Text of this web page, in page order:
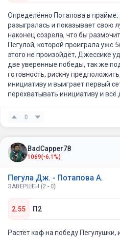
Определённо Потапова в прайме,
разыгралась и показывает свою
наконец созрела, что бы
Пегулой, которой проиграла уже
этого не произойдёт, Джессике
две уверенные победы, так же
готовность, рискну
инициативу и выиграет первый
перехватывать инициативу и
0
BadCapper78
1069(-6.1%)
Пегула Дж. - Потапова А.
ЗАВЕРШЕН (2 - 0)
2.55 П2
Растёт кэф на победу Пегулушки,